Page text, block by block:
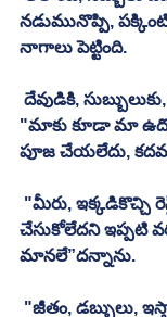
నడుమునొప్పి,
నాగాలు పెట్టింది.
"మాకు కూడా మా
పూజ చేయలేదు,
చేసుకోలేదని ఇప్పటి
మానలే”దన్నాను.